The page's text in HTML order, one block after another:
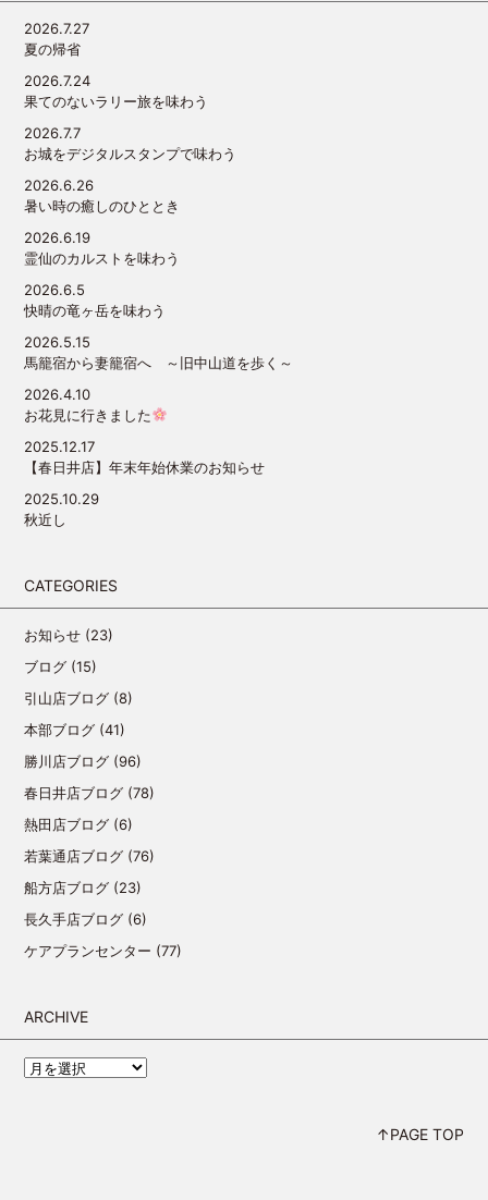
2026.7.27
夏の帰省
2026.7.24
果てのないラリー旅を味わう
2026.7.7
お城をデジタルスタンプで味わう
2026.6.26
暑い時の癒しのひととき
2026.6.19
霊仙のカルストを味わう
2026.6.5
快晴の竜ヶ岳を味わう
2026.5.15
馬籠宿から妻籠宿へ ～旧中山道を歩く～
2026.4.10
お花見に行きました
2025.12.17
【春日井店】年末年始休業のお知らせ
2025.10.29
秋近し
CATEGORIES
お知らせ (23)
ブログ (15)
引山店ブログ (8)
本部ブログ (41)
勝川店ブログ (96)
春日井店ブログ (78)
熱田店ブログ (6)
若葉通店ブログ (76)
船方店ブログ (23)
長久手店ブログ (6)
ケアプランセンター (77)
ARCHIVE
↑PAGE TOP